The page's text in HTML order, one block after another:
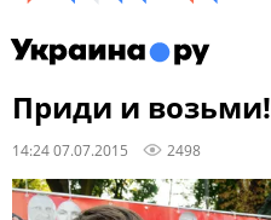
Приди и возьми!
14:24 07.07.2015 2498